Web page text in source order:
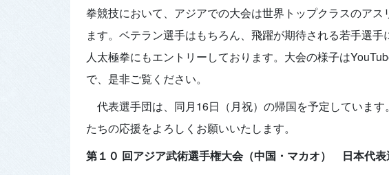
拳競技において、アジアでの大会は世界トップクラスのアス
ます。ベテラン選手はもちろん、飛躍が期待される若手選
人太極拳にもエントリーしております。大会の様子は
で、是非ご覧ください。
代表選手団は、同月16日（月祝）の帰国を予定していま
たちの応援をよろしくお願いいたします。
第１０ 回アジア武術選手権大会（中国・マカオ） 日本代表